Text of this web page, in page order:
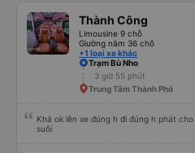
Thành Công
Limousine 9 chỗ
Giường nằm 36 chỗ
+1 loại xe khác
Trạm Bù Nho
3 giờ 55 phút
Trung Tâm Thành Phố
Khá ok lên xe đúng h đi đúng h phát
suôi